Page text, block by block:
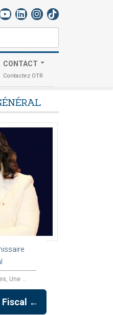
CONTACT
Contactez OTR
Une ...
←